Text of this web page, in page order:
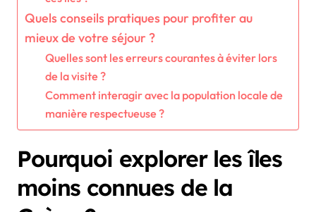
Quels conseils pratiques pour profiter au
mieux de votre séjour ?
Quelles sont les erreurs courantes à éviter lors
de la visite ?
Comment interagir avec la population locale de
manière respectueuse ?
Pourquoi explorer les îles
moins connues de la